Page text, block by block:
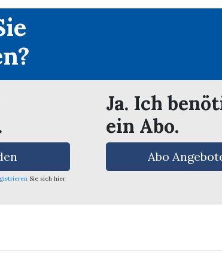
Sie sich hier
Ja. Ich
ein Abo.
Abo